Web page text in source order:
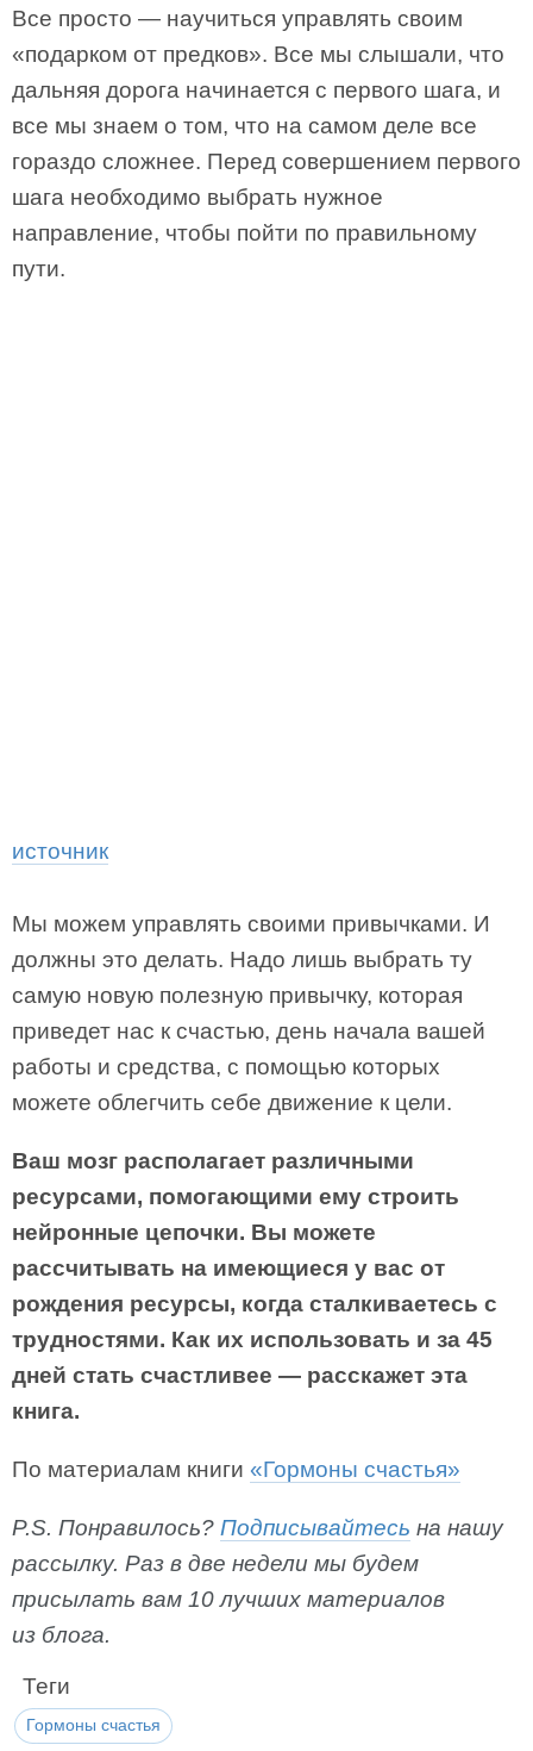
Все просто — научиться управлять своим
«подарком от предков». Все мы слышали, что
дальняя дорога начинается с первого шага, и
все мы знаем о том, что на самом деле все
гораздо сложнее. Перед совершением первого
шага необходимо выбрать нужное
направление, чтобы пойти по правильному
пути.
источник
Мы можем управлять своими привычками. И
должны это делать. Надо лишь выбрать ту
самую новую полезную привычку, которая
приведет нас к счастью, день начала вашей
работы и средства, с помощью которых
можете облегчить себе движение к цели.
Ваш мозг располагает различными
ресурсами, помогающими ему строить
нейронные цепочки. Вы можете
рассчитывать на имеющиеся у вас от
рождения ресурсы, когда сталкиваетесь с
трудностями. Как их использовать и за 45
дней стать счастливее — расскажет эта
книга.
По материалам книги «Гормоны счастья»
P.S. Понравилось? Подписывайтесь на нашу
рассылку. Раз в две недели мы будем
присылать вам 10 лучших материалов
из блога.
Теги
Гормоны счастья